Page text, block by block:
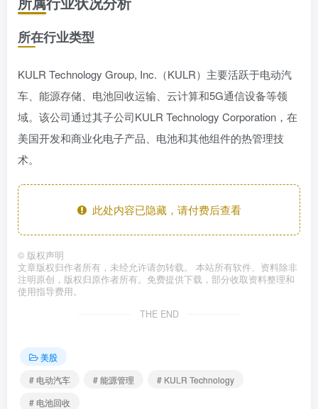
所在行业类型
KULR Technology Group, Inc.（KULR）主要活跃于电动汽
车、能源存储、电池回收运输、云计算和5G通信设备等领
域。该公司通过其子公司KULR Technology Corporation，在
美国开发和商业化电子产品、电池和其他组件的热管理技
术。
此处内容已隐藏，请付费后查看
© 版权声明
文章版权归作者所有，未经允许请勿转载。 本站所有软件、资料除非
注明原创，版权归原作者所有。免费提供下载，部分收取资料整理和
使用指导费用。
THE END
美股
# 电动汽车
# 能源管理
# KULR Technology
# 电池回收